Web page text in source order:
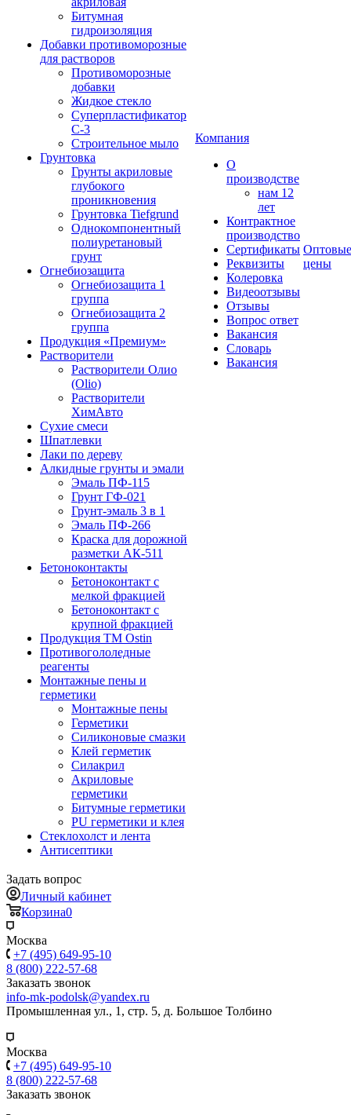
Битумная
гидроизоляция
Добавки противоморозные
для растворов
Противоморозные
добавки
Жидкое стекло
Суперпластификатор
С-3
Строительное мыло
Грунтовка
Грунты акриловые
глубокого
проникновения
Грунтовка Tiefgrund
Однокомпонентный
полиуретановый
грунт
Огнебиозащита
Огнебиозащита 1
группа
Огнебиозащита 2
группа
Продукция «Премиум»
Растворители
Растворители Олио
(Olio)
Растворители
ХимАвто
Сухие смеси
Шпатлевки
Лаки по дереву
Алкидные грунты и эмали
Эмаль ПФ-115
Грунт ГФ-021
Грунт-эмаль 3 в 1
Эмаль ПФ-266
Краска для дорожной
разметки АК-511
Бетоноконтакты
Бетоноконтакт с
мелкой фракцией
Бетоноконтакт с
крупной фракцией
Продукция ТМ Ostin
Противогололедные
реагенты
Монтажные пены и
герметики
Монтажные пены
Герметики
Силиконовые смазки
Клей герметик
Силакрил
Акриловые
герметики
Битумные герметики
PU герметики и клея
Стеклохолст и лента
Антисептики
Компания
О
производстве
нам 12
лет
Контрактное
производство
Сертификаты
Реквизиты
Колеровка
Видеоотзывы
Отзывы
Вопрос ответ
Вакансия
Словарь
Вакансия
Оптовые
цены
Задать вопрос
Личный кабинет
Корзина0
Москва
+7 (495) 649-95-10
8 (800) 222-57-68
Заказать звонок
info-mk-podolsk@yandex.ru
Промышленная ул., 1, стр. 5, д. Большое Толбино
Москва
+7 (495) 649-95-10
8 (800) 222-57-68
Заказать звонок